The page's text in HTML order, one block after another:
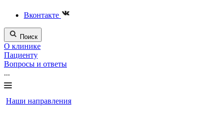
Вконтакте
Поиск
О клинике
Пациенту
Вопросы и ответы
...
Наши направления